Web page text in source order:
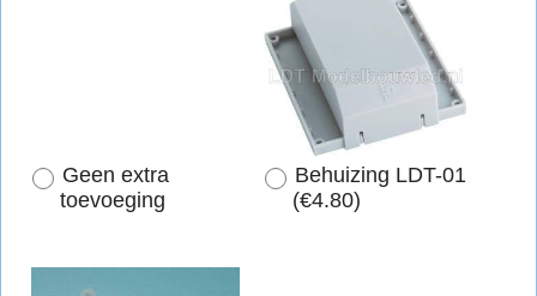
Geen extra
toevoeging
Behuizing LDT-01
(€4.80)